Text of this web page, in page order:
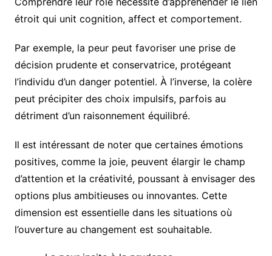
étroit qui unit cognition, affect et comportement.
Par exemple, la peur peut favoriser une prise de
décision prudente et conservatrice, protégeant
l’individu d’un danger potentiel. À l’inverse, la colère
peut précipiter des choix impulsifs, parfois au
détriment d’un raisonnement équilibré.
Il est intéressant de noter que certaines émotions
positives, comme la joie, peuvent élargir le champ
d’attention et la créativité, poussant à envisager des
options plus ambitieuses ou innovantes. Cette
dimension est essentielle dans les situations où
l’ouverture au changement est souhaitable.